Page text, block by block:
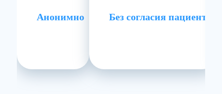
Анонимно Без согласия пациента